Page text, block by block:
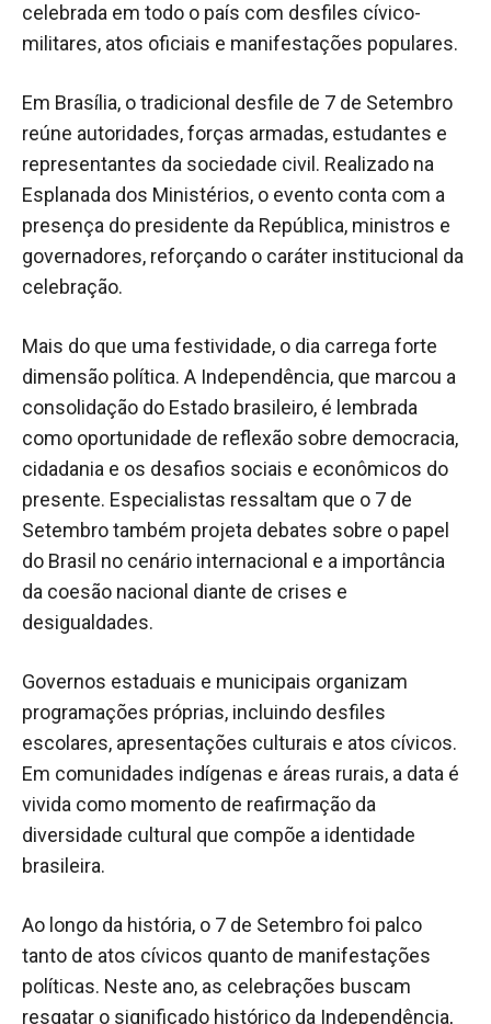
celebrada em todo o país com desfiles cívico-
militares, atos oficiais e manifestações populares.
Em Brasília, o tradicional desfile de 7 de Setembro
reúne autoridades, forças armadas, estudantes e
representantes da sociedade civil. Realizado na
Esplanada dos Ministérios, o evento conta com a
presença do presidente da República, ministros e
governadores, reforçando o caráter institucional da
celebração.
Mais do que uma festividade, o dia carrega forte
dimensão política. A Independência, que marcou a
consolidação do Estado brasileiro, é lembrada
como oportunidade de reflexão sobre democracia,
cidadania e os desafios sociais e econômicos do
presente. Especialistas ressaltam que o 7 de
Setembro também projeta debates sobre o papel
do Brasil no cenário internacional e a importância
da coesão nacional diante de crises e
desigualdades.
Governos estaduais e municipais organizam
programações próprias, incluindo desfiles
escolares, apresentações culturais e atos cívicos.
Em comunidades indígenas e áreas rurais, a data é
vivida como momento de reafirmação da
diversidade cultural que compõe a identidade
brasileira.
Ao longo da história, o 7 de Setembro foi palco
tanto de atos cívicos quanto de manifestações
políticas. Neste ano, as celebrações buscam
resgatar o significado histórico da Independência,